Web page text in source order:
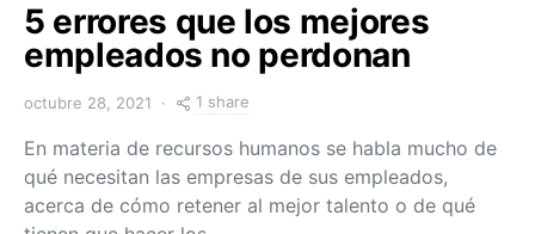
5 errores que los mejores
empleados no perdonan
octubre 28, 2021 1 share
En materia de recursos humanos se habla mucho de
qué necesitan las empresas de sus empleados,
acerca de cómo retener al mejor talento o de qué